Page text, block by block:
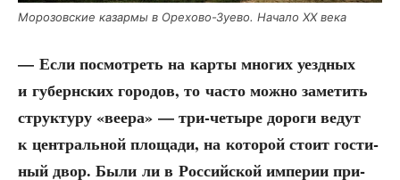
Моро­зов­ские казар­мы в Оре­хо­во-Зуе­во. Нача­ло XX века
— Если посмот­реть на кар­ты мно­гих уезд­ных
и губерн­ских горо­дов, то часто мож­но заме­тить
струк­ту­ру «вее­ра» — три-четы­ре доро­ги ведут
к цен­траль­ной пло­ща­ди, на кото­рой сто­ит гости­
ный двор. Были ли в Рос­сий­ской импе­рии при­